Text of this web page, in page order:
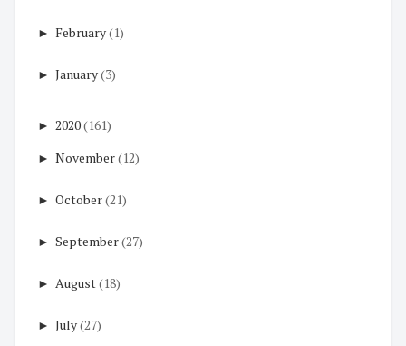
► February(1)
► January(3)
► 2020(161)
► November(12)
► October(21)
► September(27)
► August(18)
► July(27)